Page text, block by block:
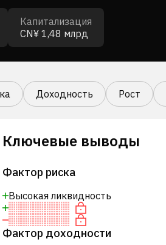
Капитализация
CN¥ 1,48 млрд
Доходность Рост
Ключевые выводы
Фактор риска
Высокая ликвидность
Фактор доходности